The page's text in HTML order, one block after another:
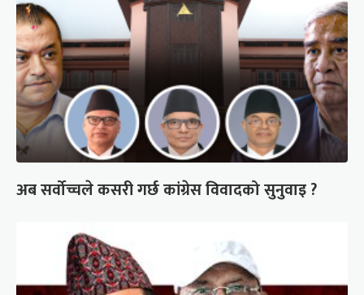
अब सर्वोच्चले कसरी गर्छ कांग्रेस विवादको सुनुवाइ ?